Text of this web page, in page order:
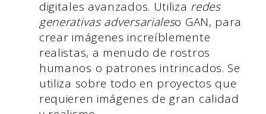
digitales avanzados. Utiliza redes
generativas adversarialeso GAN, para
crear imágenes increíblemente
realistas, a menudo de rostros
humanos o patrones intrincados. Se
utiliza sobre todo en proyectos que
requieren imágenes de gran calidad